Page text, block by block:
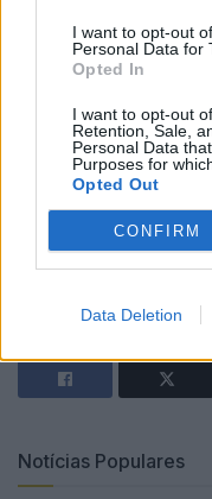
I want to opt-out
Personal Data for
Opted In
I want to opt-out
Retention, Sale,
Personal Data
Purposes for
Opted Out
CONFIRM
Data Deletion
50% de desconto
Casa das Artes de
um espaço eclético
públicos, acolhendo
promovendo o
Tags: 24 anos ana
famalicão
teatro
Notícias Populares